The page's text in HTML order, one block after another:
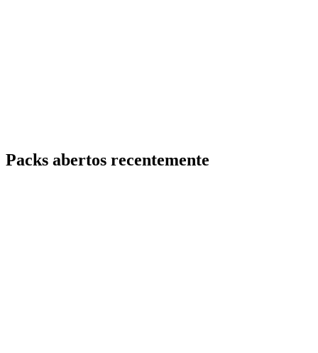
Packs abertos recentemente